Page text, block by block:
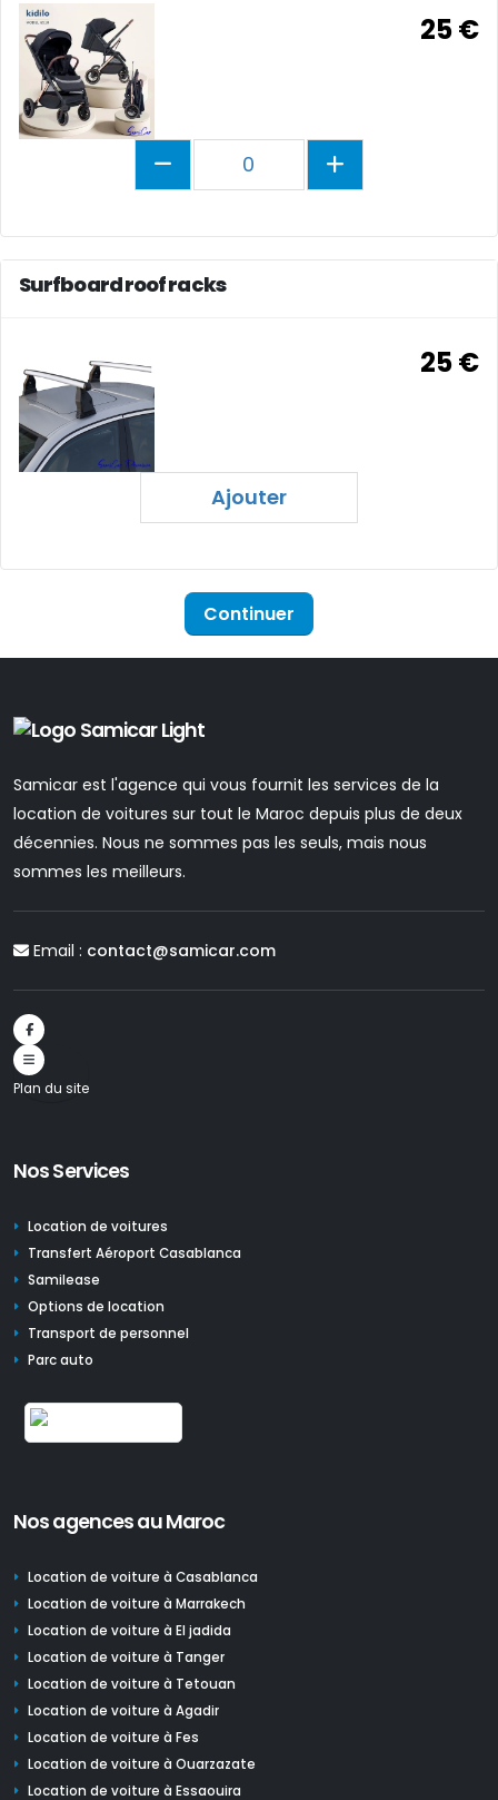
25 €
0
Surfboard roof racks
25 €
Ajouter
Continuer
Samicar est l'agence qui vous fournit les services de la
location de voitures sur tout le Maroc depuis plus de deux
décennies. Nous ne sommes pas les seuls, mais nous
sommes les meilleurs.
Email : contact@samicar.com
Plan du site
Nos Services
Location de voitures
Transfert Aéroport Casablanca
Samilease
Options de location
Transport de personnel
Parc auto
Nos agences au Maroc
Location de voiture à Casablanca
Location de voiture à Marrakech
Location de voiture à El jadida
Location de voiture à Tanger
Location de voiture à Tetouan
Location de voiture à Agadir
Location de voiture à Fes
Location de voiture à Ouarzazate
Location de voiture à Essaouira